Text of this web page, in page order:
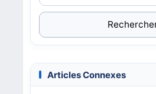
Articles Connexes